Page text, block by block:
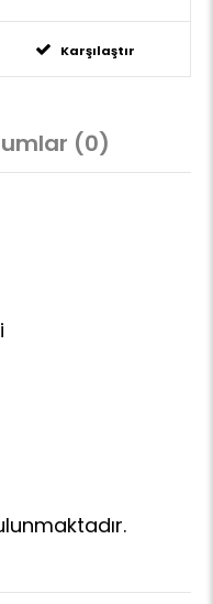
Karşılaştır
(0)